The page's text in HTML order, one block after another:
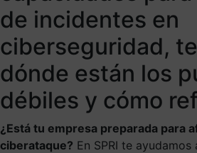
de incidentes en
ciberseguridad,
dónde están los
débiles y cómo
¿Está tu empresa preparada para
ciberataque? En SPRI te